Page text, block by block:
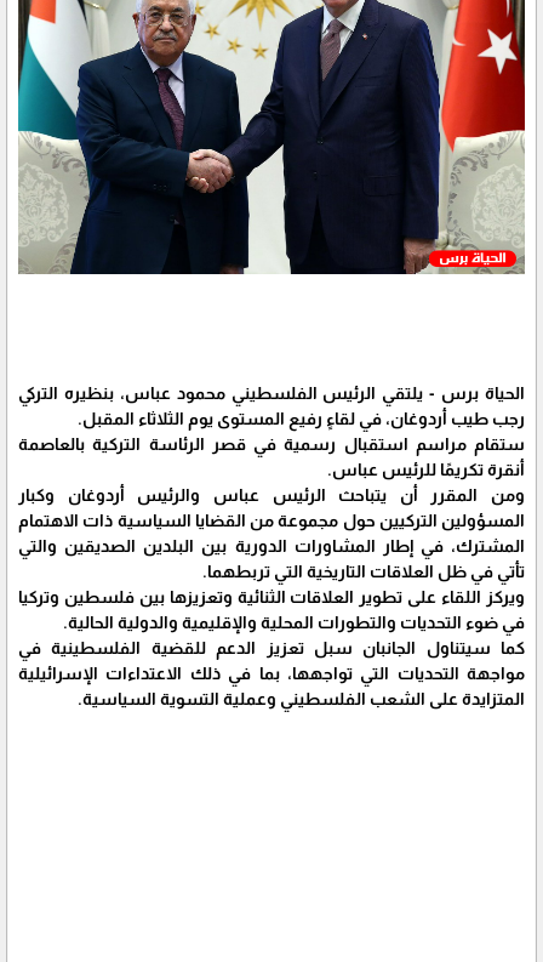
الحياة برس - يلتقي الرئيس الفلسطيني محمود عباس، بنظيره التركي
رجب طيب أردوغان، في لقاءٍ رفيع المستوى يوم الثلاثاء المقبل.
ستقام مراسم استقبال رسمية في قصر الرئاسة التركية بالعاصمة
أنقرة تكريمًا للرئيس عباس.
ومن المقرر أن يتباحث الرئيس عباس والرئيس أردوغان وكبار
المسؤولين التركيين حول مجموعة من القضايا السياسية ذات الاهتمام
المشترك، في إطار المشاورات الدورية بين البلدين الصديقين والتي
تأتي في ظل العلاقات التاريخية التي تربطهما.
ويركز اللقاء على تطوير العلاقات الثنائية وتعزيزها بين فلسطين وتركيا
في ضوء التحديات والتطورات المحلية والإقليمية والدولية الحالية.
كما سيتناول الجانبان سبل تعزيز الدعم للقضية الفلسطينية في
مواجهة التحديات التي تواجهها، بما في ذلك الاعتداءات الإسرائيلية
المتزايدة على الشعب الفلسطيني وعملية التسوية السياسية.